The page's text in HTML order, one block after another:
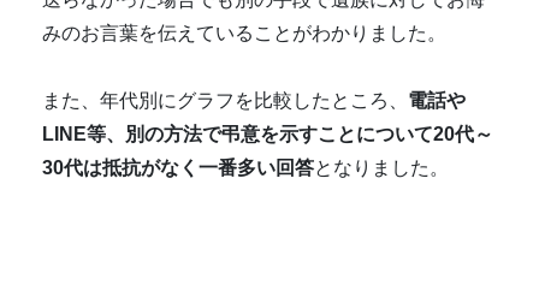
みのお言葉を伝えていることがわかりました。
また、年代別にグラフを比較したところ、 電話や
LINE等、別の方法で弔意を示すことについて20代～
30代は抵抗がなく一番多い回答となりました。